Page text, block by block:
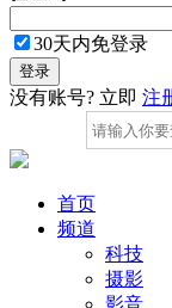
30天内免登录
没有账号? 立即 注
首页
频道
科技
摄影